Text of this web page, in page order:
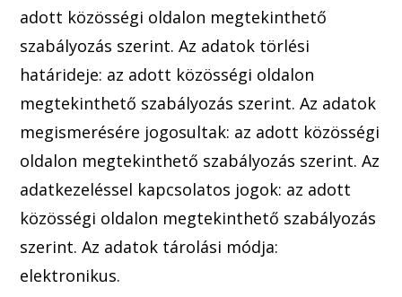
adott közösségi oldalon megtekinthető
szabályozás szerint. Az adatok törlési
határideje: az adott közösségi oldalon
megtekinthető szabályozás szerint. Az adatok
megismerésére jogosultak: az adott közösségi
oldalon megtekinthető szabályozás szerint. Az
adatkezeléssel kapcsolatos jogok: az adott
közösségi oldalon megtekinthető szabályozás
szerint. Az adatok tárolási módja:
elektronikus.